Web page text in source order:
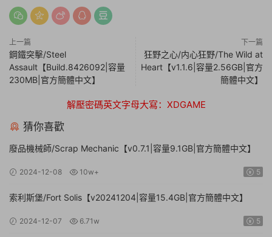
上一篇
鋼鐵突擊/Steel
Assault【Build.8426092|容量
230MB|官方簡體中文】
下一篇
狂野之心/内心狂野/The Wild at
Heart【v1.1.6|容量2.56GB|官方
簡體中文】
解壓密碼英文字母大寫：XDGAME
猜你喜歡
廢品機械師/Scrap Mechanic【v0.7.1|容量9.1GB|官方簡體中文】
2024-12-08 10w+ 5
索利斯堡/Fort Solis【v20241204|容量15.4GB|官方簡體中文】
2024-12-07 6.71w 5